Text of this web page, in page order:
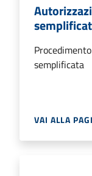
semplificata
VAI ALLA